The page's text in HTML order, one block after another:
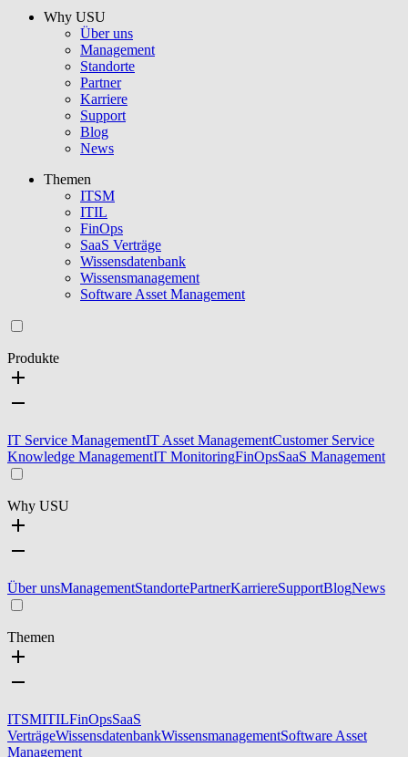
Why USU
Über uns
Management
Standorte
Partner
Karriere
Support
Blog
News
Themen
ITSM
ITIL
FinOps
SaaS Verträge
Wissensdatenbank
Wissensmanagement
Software Asset Management
Produkte
IT Service ManagementIT Asset ManagementCustomer Service
Knowledge ManagementIT MonitoringFinOpsSaaS Management
Why USU
Über unsManagementStandortePartnerKarriereSupportBlogNews
Themen
ITSMITILFinOpsSaaS
VerträgeWissensdatenbankWissensmanagementSoftware Asset
Management